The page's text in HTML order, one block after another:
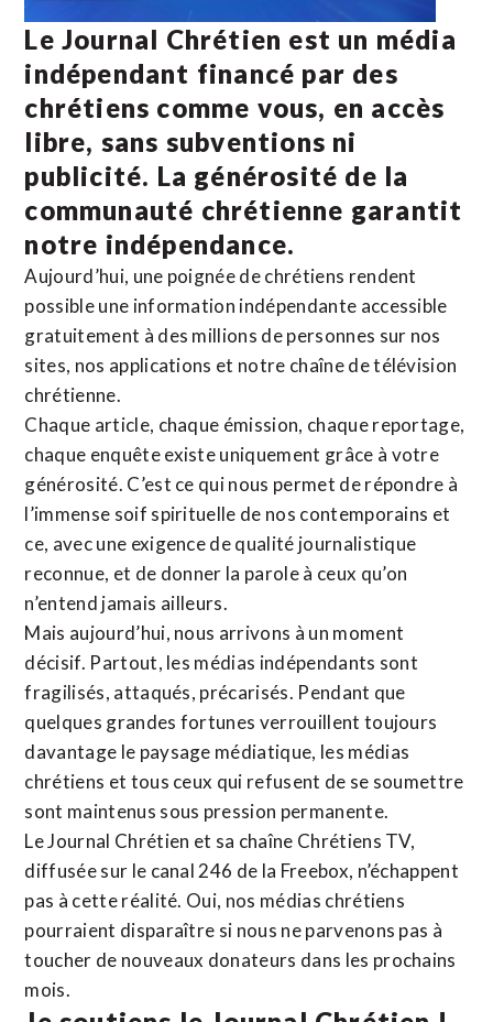
Le Journal Chrétien est un média
indépendant financé par des
chrétiens comme vous, en accès
libre, sans subventions ni
publicité. La générosité de la
communauté chrétienne garantit
notre indépendance.
Aujourd’hui, une poignée de chrétiens rendent
possible une information indépendante accessible
gratuitement à des millions de personnes sur nos
sites, nos applications et notre chaîne de télévision
chrétienne.
Chaque article, chaque émission, chaque reportage,
chaque enquête existe uniquement grâce à votre
générosité. C’est ce qui nous permet de répondre à
l’immense soif spirituelle de nos contemporains et
ce, avec une exigence de qualité journalistique
reconnue, et de donner la parole à ceux qu’on
n’entend jamais ailleurs.
Mais aujourd’hui, nous arrivons à un moment
décisif. Partout, les médias indépendants sont
fragilisés, attaqués, précarisés. Pendant que
quelques grandes fortunes verrouillent toujours
davantage le paysage médiatique, les médias
chrétiens et tous ceux qui refusent de se soumettre
sont maintenus sous pression permanente.
Le Journal Chrétien et sa chaîne Chrétiens TV,
diffusée sur le canal 246 de la Freebox, n’échappent
pas à cette réalité. Oui, nos médias chrétiens
pourraient disparaître si nous ne parvenons pas à
toucher de nouveaux donateurs dans les prochains
mois.